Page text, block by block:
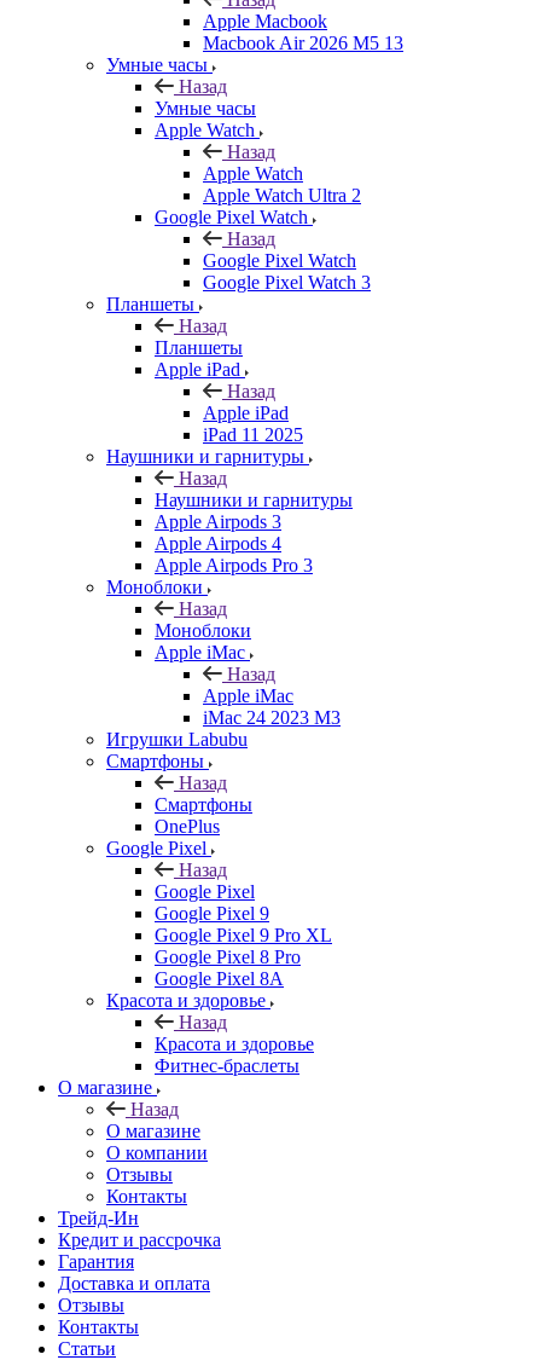
Apple Macbook
Macbook Air 2026 M5 13
Умные часы
Назад
Умные часы
Apple Watch
Назад
Apple Watch
Apple Watch Ultra 2
Google Pixel Watch
Назад
Google Pixel Watch
Google Pixel Watch 3
Планшеты
Назад
Планшеты
Apple iPad
Назад
Apple iPad
iPad 11 2025
Наушники и гарнитуры
Назад
Наушники и гарнитуры
Apple Airpods 3
Apple Airpods 4
Apple Airpods Pro 3
Моноблоки
Назад
Моноблоки
Apple iMac
Назад
Apple iMac
iMac 24 2023 M3
Игрушки Labubu
Смартфоны
Назад
Смартфоны
OnePlus
Google Pixel
Назад
Google Pixel
Google Pixel 9
Google Pixel 9 Pro XL
Google Pixel 8 Pro
Google Pixel 8A
Красота и здоровье
Назад
Красота и здоровье
Фитнес-браслеты
О магазине
Назад
О магазине
О компании
Отзывы
Контакты
Трейд-Ин
Кредит и рассрочка
Гарантия
Доставка и оплата
Отзывы
Контакты
Статьи